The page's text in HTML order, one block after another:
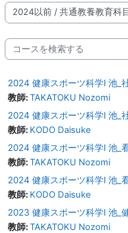
コースカテゴリ
コースを検索する
2024 健康スポーツ科学Ⅰ 池_
教師:TAKATOKU Nozomi
2024 健康スポーツ科学Ⅰ 池_
教師: KODO Daisuke
2024 健康スポーツ科学Ⅰ 池_
教師:TAKATOKU Nozomi
2024 健康スポーツ科学Ⅰ 池_
教師: KODO Daisuke
2023 健康スポーツ科学Ⅰ 池_
教師:TAKATOKU Nozomi